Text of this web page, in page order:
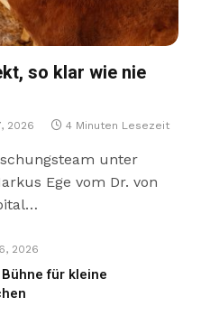
so klar wie nie
2026 4 Minuten Lesezeit
unter
Ege vom Dr. von
2026
für kleine